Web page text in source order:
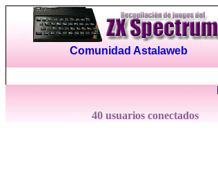
Comunidad Astalaweb
40 usuarios conectados